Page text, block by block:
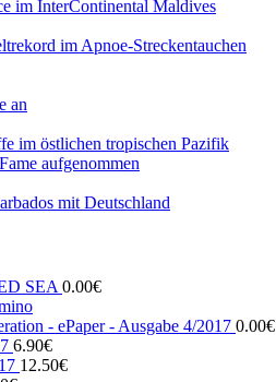
im InterContinental Maldives
im Apnoe-Streckentauchen
an
im östlichen tropischen Pazifik
aufgenommen
mit Deutschland
SEA 0.00€
- ePaper - Ausgabe 4/2017 0.00€
6.90€
12.50€